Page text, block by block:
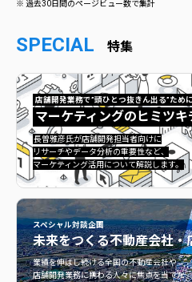
※ 過去30日間のページビュー数で集計
SPECIAL 特集
店舗開発業務で”頭ひとつ抜きん出る”ため
マーケティングのヒミツキ
長曽雅彦氏が店舗開発担当者向けに
リサーチやデータ分析の重要性など、
マーケティング活用について解説します。
マーケティングのヒミツキチ">
スペシャル対談企画
未来をつくる不動産会社・
業績を伸ばし続ける全国の不動産会社や
店舗開発業務に携わる人々に焦点を当てた
不動産会社・店舗開発の最前